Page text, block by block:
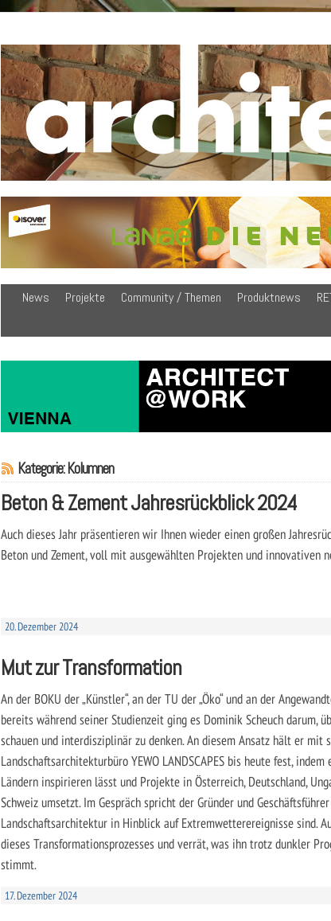
News Projekte Community / Themen Produktnews
Kategorie: Kolumnen
Beton & Zement Jahresrückblick 2024
Auch dieses Jahr präsentieren wir Ihnen wieder einen großen
Beton und Zement, voll mit ausgewählten Projekten und innovativen
20. Dezember 2024
Mut zur Transformation
An der BOKU der „Künstler“, an der TU der „Öko“ und an der
bereits während seiner Studienzeit ging es Dominik Scheuch darum,
schauen und interdisziplinär zu denken. An diesem Ansatz hält er mit
Landschaftsarchitekturbüro YEWO LANDSCAPES bis heute fest,
Ländern inspirieren lässt und Projekte in Österreich, Deutschland,
Schweiz umsetzt. Im Gespräch spricht der Gründer und
Landschaftsarchitektur in Hinblick auf Extremwetterereignisse sind.
dieses Transformationsprozesses und verrät, was ihn trotz dunkler
stimmt.
17. Dezember 2024